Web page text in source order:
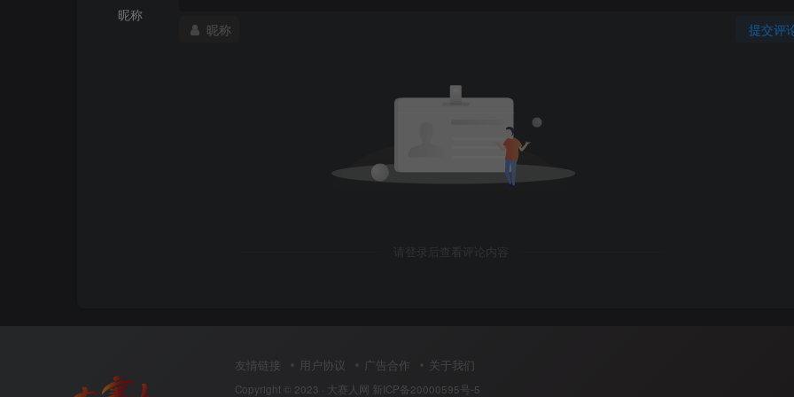
昵称
提交评
昵称
请登录后查看评论内容
友情链接 用户协议 广告合作 关于我们
Copyright © 2023 · 大赛人网 新ICP备20000595号-5